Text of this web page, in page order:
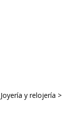
y relojería >